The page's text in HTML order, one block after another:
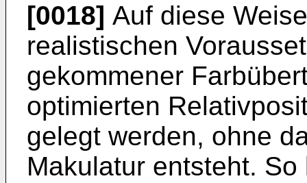
[0018] Auf diese
realistischen
gekommener
optimierten
gelegt werden, ohne
Makulatur entsteht.